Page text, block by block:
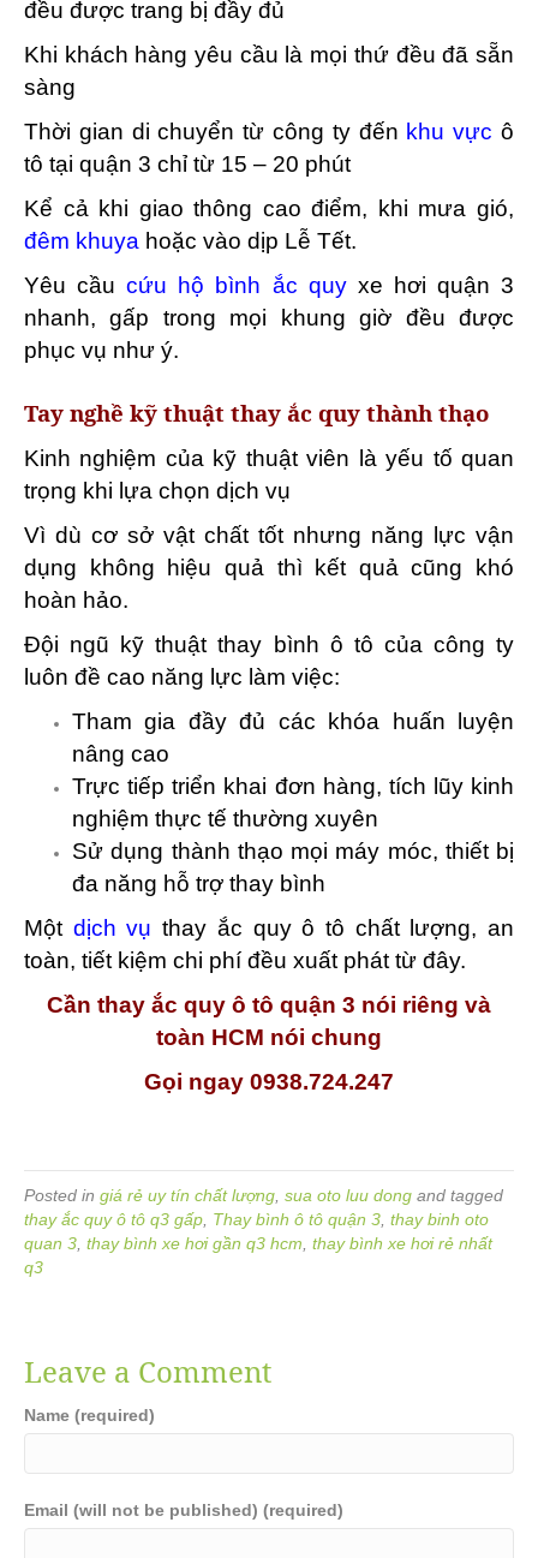
đều được trang bị đầy đủ
Khi khách hàng yêu cầu là mọi thứ đều đã sẵn
sàng
Thời gian di chuyển từ công ty đến khu vực ô
tô tại quận 3 chỉ từ 15 – 20 phút
Kể cả khi giao thông cao điểm, khi mưa gió,
đêm khuya hoặc vào dịp Lễ Tết.
Yêu cầucứu hộ bình ắc quyxe hơi quận 3
nhanh, gấp trong mọi khung giờ đều được
phục vụ như ý.
Tay nghề kỹ thuật thay ắc quy thành thạo
Kinh nghiệm của kỹ thuật viên là yếu tố quan
trọng khi lựa chọn dịch vụ
Vì dù cơ sở vật chất tốt nhưng năng lực vận
dụng không hiệu quả thì kết quả cũng khó
hoàn hảo.
Đội ngũ kỹ thuật thay bình ô tô của công ty
luôn đề cao năng lực làm việc:
Tham gia đầy đủ các khóa huấn luyện
nâng cao
Trực tiếp triển khai đơn hàng, tích lũy kinh
nghiệm thực tế thường xuyên
Sử dụng thành thạo mọi máy móc, thiết bị
đa năng hỗ trợ thay bình
Một dịch vụ thay ắc quy ô tô chất lượng, an
toàn, tiết kiệm chi phí đều xuất phát từ đây.
Cần thay ắc quy ô tô quận 3 nói riêng và
toàn HCM nói chung
Gọi ngay 0938.724.247
Posted in giá rẻ uy tín chất lượng sua oto luu dong and tagged
thay ắc quy ô tô q3 gấp Thay bình ô tô quận 3 thay binh oto
quan 3 thay bình xe hơi gần q3 hcm thay bình xe hơi rẻ nhất
q3
Leave a Comment
Name (required)
Email (will not be published) (required)